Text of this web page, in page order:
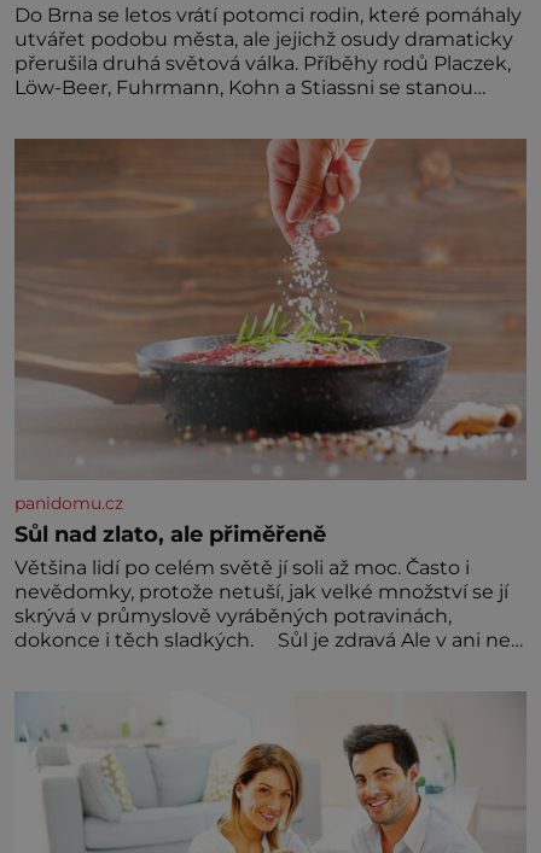
Do Brna se letos vrátí potomci rodin, které pomáhaly
utvářet podobu města, ale jejichž osudy dramaticky
přerušila druhá světová válka. Příběhy rodů Placzek,
Löw-Beer, Fuhrmann, Kohn a Stiassni se stanou
židovské kultury ŠTETL FEST 2026. Některé návraty
nejsou jednoduché. Místa, která si člověk pamatuje z
rodinných vyprávění, už dávno
panidomu.cz
Sůl nad zlato, ale přiměřeně
Většina lidí po celém světě jí soli až moc. Často i
nevědomky, protože netuší, jak velké množství se jí
skrývá v průmyslově vyráběných potravinách,
dokonce i těch sladkých. Sůl je zdravá Ale v ani ne
běžné. Její základní složky– sodík a chlór – jsou